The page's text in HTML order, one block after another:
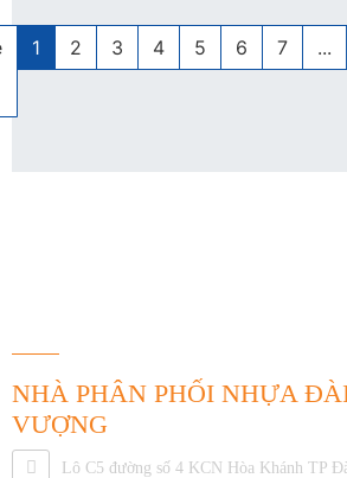
1 2 3 4 5 6 7 ...
NHÀ PHÂN PHỐI NHỰA
VƯỢNG
Lô C5 đường số 4 KCN Hòa Khánh TP